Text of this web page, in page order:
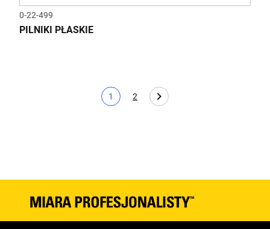
0-22-499
PILNIKI PŁASKIE
Bieżąca strona
1
Page
2